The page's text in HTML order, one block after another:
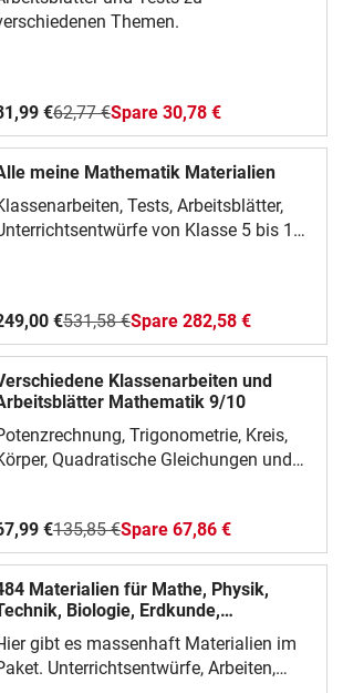
Themen.
€62,77 €Spare 30,78 €
meine Mathematik Materialien
Tests, Arbeitsblätter,
von Klasse 5 bis 10
€531,58 €Spare 282,58 €
Klassenarbeiten und
Mathematik 9/10
Trigonometrie, Kreis,
Quadratische Gleichungen und
€135,85 €Spare 67,86 €
Materialien für Mathe, Physik,
Biologie, Erdkunde,
Sport...
gibt es massenhaft Materialien im
Unterrichtsentwürfe, Arbeiten,